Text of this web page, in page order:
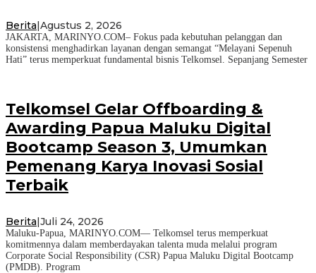
Berita Agustus 2, 2026
JAKARTA, MARINYO.COM– Fokus pada kebutuhan pelanggan dan
konsistensi menghadirkan layanan dengan semangat “Melayani Sepenuh
Hati” terus memperkuat fundamental bisnis Telkomsel. Sepanjang Semester
Telkomsel Gelar Offboarding &
Awarding Papua Maluku Digital
Bootcamp Season 3, Umumkan
Pemenang Karya Inovasi Sosial
Terbaik
Berita|Juli 24, 2026
Maluku-Papua, MARINYO.COM— Telkomsel terus memperkuat
komitmennya dalam memberdayakan talenta muda melalui program
Corporate Social Responsibility (CSR) Papua Maluku Digital Bootcamp
(PMDB). Program